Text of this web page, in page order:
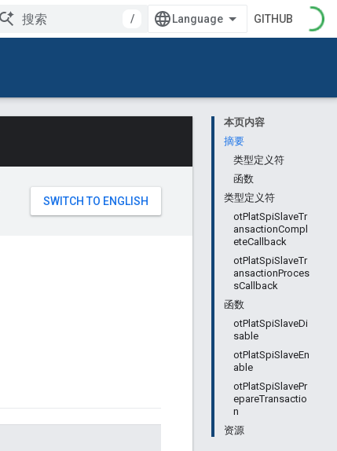
/ GITHUB
本页内容
摘要
类型定义符
函数
类型定义符
otPlatSpiSlaveTr
ansactionCompl
eteCallback
otPlatSpiSlaveTr
ansactionProces
sCallback
函数
otPlatSpiSlaveDi
sable
otPlatSpiSlaveEn
able
otPlatSpiSlavePr
epareTransactio
n
资源